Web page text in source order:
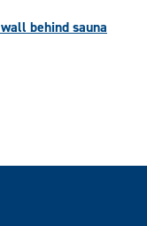
behind sauna